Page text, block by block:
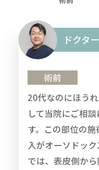
ドクタ
術前
20代なのにほう
して当院にご相
す。この部位の
入がオーソドッ
では、表皮側か